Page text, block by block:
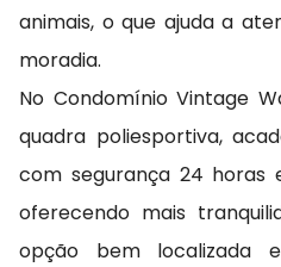
animais, o que ajuda a
moradia.
No Condomínio Vintage
quadra poliesportiva,
com segurança 24 horas
oferecendo mais
opção bem localizada